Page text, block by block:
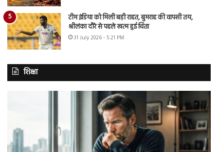
टीम इंडिया को मिली बड़ी राहत, बुमराह की वापसी तय,
श्रीलंका दौरे से पहले खत्म हुई चिंता
31 July 2026 - 5:21 PM
शिक्षा